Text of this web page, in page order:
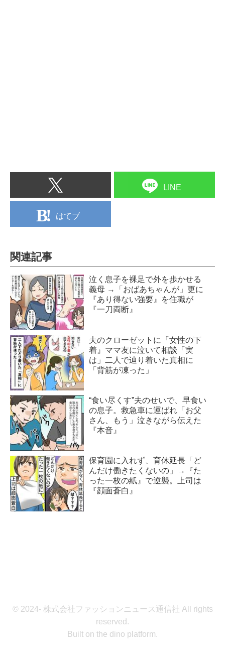
LINE
はてブ
関連記事
泣く息子を裸足で外を歩かせる
義母 →「おばあちゃんが」更に
『あり得ない強要』を住職が
『一刀両断』
夫のクローゼットに『女性の下
着』ママ友に泣いて相談「実
は」二人で辿り着いた真相に
「背筋が凍った」
“食い尽くす”夫のせいで、早食い
の息子。救急車に運ばれ「お父
さん、もう」泣きながら伝えた
『本音』
保育園に入れず、育休延長「ど
んだけ働きたくないの」→『た
った一枚の紙』で逆襲。上司は
『顔面蒼白』
© 2024- 株式会社ファッションニュース通信社 All rights
reserved.
Built on the dino platform.